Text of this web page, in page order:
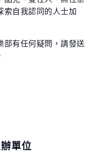
索自我認同的人士加
部有任何疑問，請發送
單位